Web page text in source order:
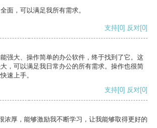
面，可以满足我所有需求。
支持[0] 反对[0]
强大、操作简单的办公软件，终于找到了它。这
，可以满足我日常办公的所有需求。操作也很简
速上手。
支持[0] 反对[0]
浓厚，能够激励我不断学习，让我能够取得更好的